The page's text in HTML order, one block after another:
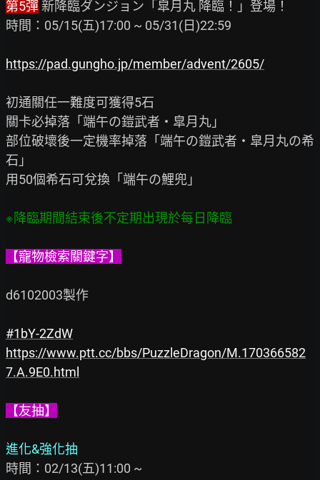
第5彈 新降臨ダンジョン「皐月丸 降臨！」登場！
時間：05/15(五)17:00 ~ 05/31(日)22:59
https://pad.gungho.jp/member/advent/2605/
初通關任一難度可獲得5石
關卡必掉落「端午の鎧武者・皐月丸」
部位破壞後一定機率掉落「端午の鎧武者・皐月丸の希
石」
用50個希石可兌換「端午の鯉兜」
※降臨期間結束後不定期出現於每日降臨
【寵物檢索關鍵字】
d6102003製作
#1bY-2ZdW
https://www.ptt.cc/bbs/PuzzleDragon/M.170366582
7.A.9E0.html
【友抽】
進化&強化抽
時間：02/13(五)11:00 ~